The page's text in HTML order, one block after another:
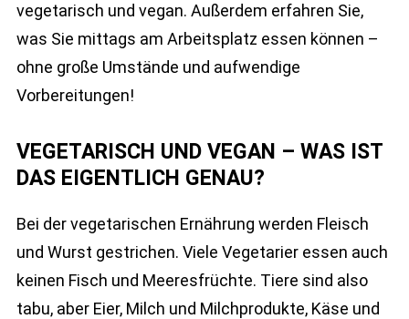
vegetarisch und vegan. Außerdem erfahren Sie,
was Sie mittags am Arbeitsplatz essen können –
ohne große Umstände und aufwendige
Vorbereitungen!
VEGETARISCH UND VEGAN – WAS IST
DAS EIGENTLICH GENAU?
Bei der vegetarischen Ernährung werden Fleisch
und Wurst gestrichen. Viele Vegetarier essen auch
keinen Fisch und Meeresfrüchte. Tiere sind also
tabu, aber Eier, Milch und Milchprodukte, Käse und